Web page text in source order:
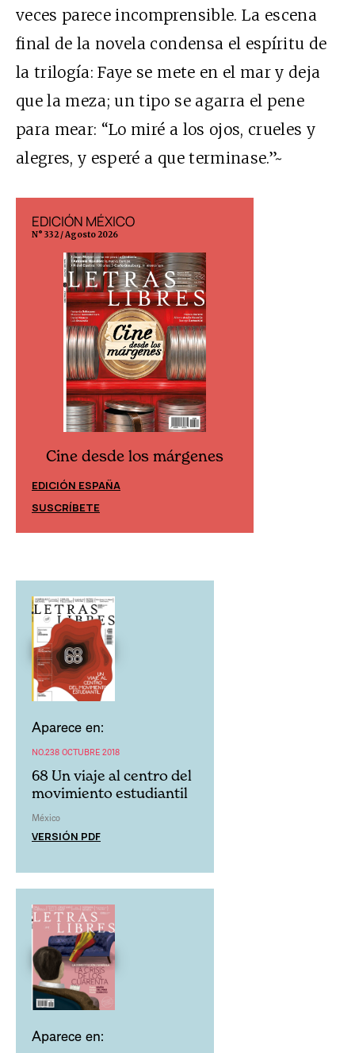
veces parece incomprensible. La escena
final de la novela condensa el espíritu de
la trilogía: Faye se mete en el mar y deja
que la meza; un tipo se agarra el pene
para mear: “Lo miré a los ojos, crueles y
alegres, y esperé a que terminase.”~
EDICIÓN MÉXICO
N° 332 / Agosto 2026
Cine desde los márgenes
EDICIÓN ESPAÑA
SUSCRÍBETE
Aparece en:
NO.238 OCTUBRE 2018
68 Un viaje al centro del
movimiento estudiantil
México
VERSIÓN PDF
Aparece en: